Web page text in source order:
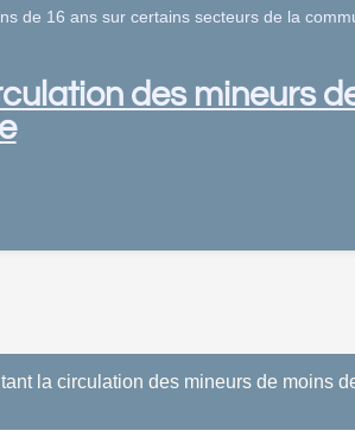
de 16 ans sur certains secteurs de la
des mineurs
la circulation des mineurs de moins